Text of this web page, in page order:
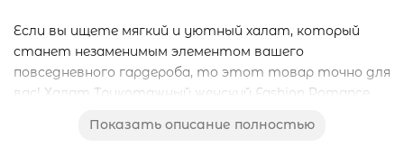
Если вы ищете мягкий и уютный халат, который
станет незаменимым элементом вашего
повседневного гардероба, то этот товар точно для
вас! Халат Трикотажный женский Fashion Romance
качество и комфорт.
Показать описание полностью